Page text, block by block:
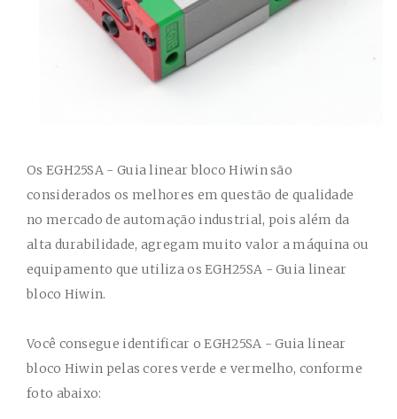
Os EGH25SA - Guia linear bloco Hiwinsão
considerados os melhores em questão de qualidade
no mercado de automação industrial, pois além da
alta durabilidade, agregam muito valor a máquina ou
equipamento que utiliza osEGH25SA - Guia linear
bloco Hiwin.
Você consegue identificar oEGH25SA - Guia linear
bloco Hiwin pelas cores verde e vermelho, conforme
foto abaixo: